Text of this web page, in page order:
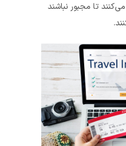
تا مجبور نباشند